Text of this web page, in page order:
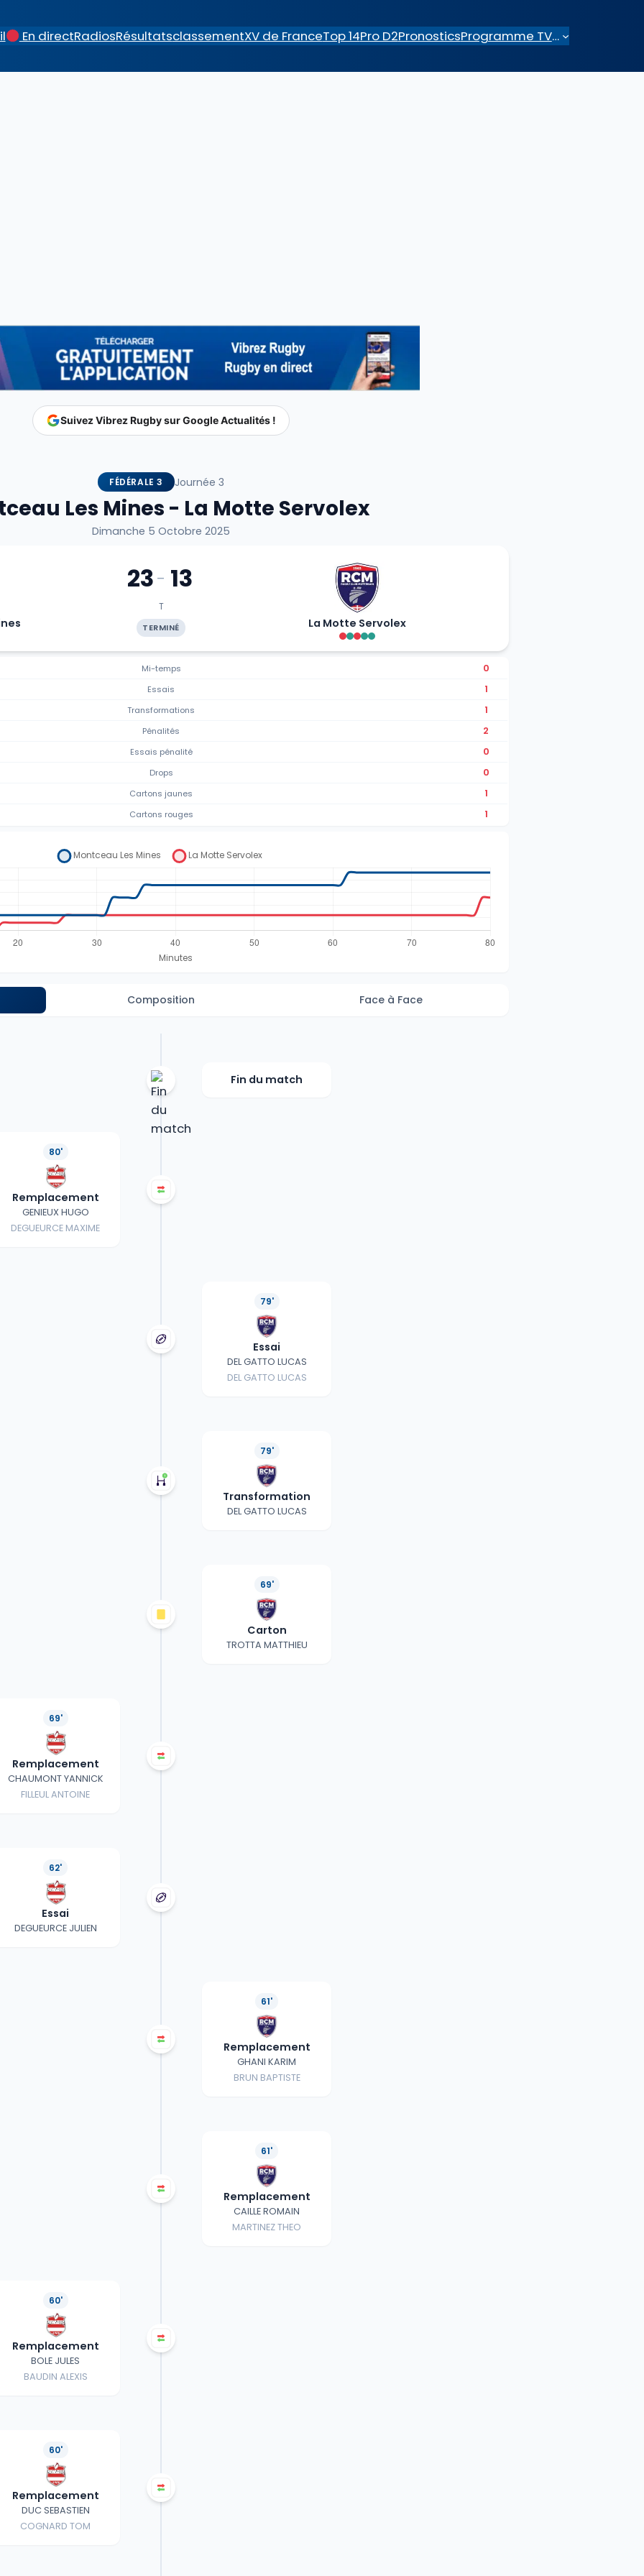
En directRadiosRésultatsclassementXV de FranceTop 14Pro D2PronosticsProgramme TV…
Suivez Vibrez Rugby sur Google Actualités !
FÉDÉRALE 3 Journée 3
Les Mines - La Motte Servolex
Dimanche 5 Octobre 2025
23- 13
T
TERMINÉ La Motte Servolex
Mi-temps
0
Essais
1
Transformations
1
Pénalités
2
Essais pénalité
0
Drops
0
Cartons jaunes
1
Cartons rouges 1
Composition Face à Face
Fin du match
80'
Remplacement
GENIEUX HUGO
DEGUEURCE MAXIME
79'
Essai
DEL GATTO LUCAS
DEL GATTO LUCAS
79'
Transformation
DEL GATTO LUCAS
69'
Carton
TROTTA MATTHIEU
69'
Remplacement
CHAUMONT YANNICK
FILLEUL ANTOINE
62'
Essai
DEGUEURCE JULIEN
61'
Remplacement
GHANI KARIM
BRUN BAPTISTE
61'
Remplacement
CAILLE ROMAIN
MARTINEZ THEO
60'
Remplacement
BOLE JULES
BAUDIN ALEXIS
60'
Remplacement
DUC SEBASTIEN
COGNARD TOM